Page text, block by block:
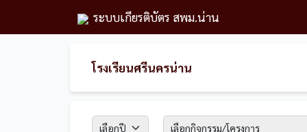
ระบบเกียรติบัตร สพม.น่าน
โรงเรียนศรีนครน่าน